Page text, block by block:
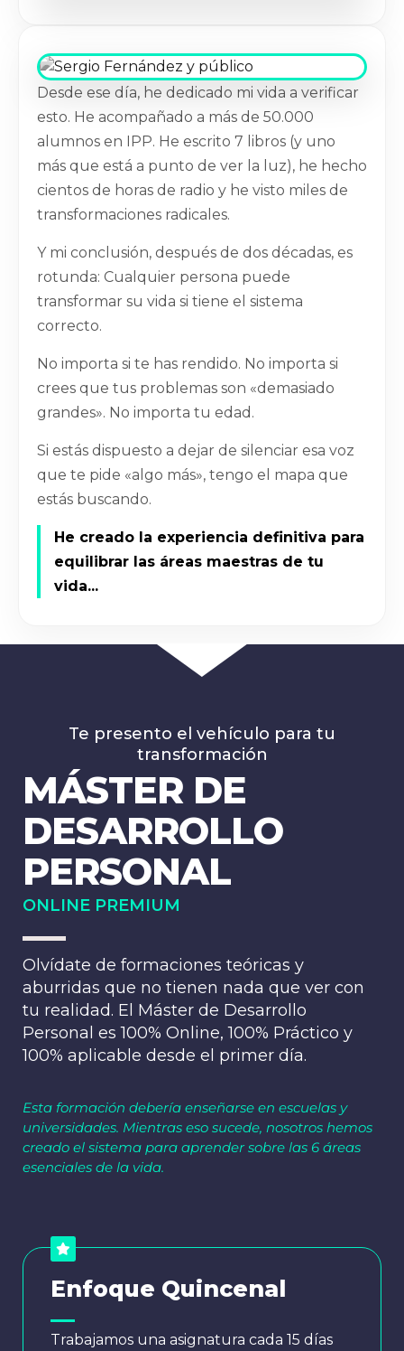
Desde ese día, he dedicado mi vida a verificar
esto. He acompañado a más de 50.000
alumnos en IPP. He escrito 7 libros (y uno
más que está a punto de ver la luz), he hecho
cientos de horas de radio y he visto miles de
transformaciones radicales.
Y mi conclusión, después de dos décadas, es
rotunda: Cualquier persona puede
transformar su vida si tiene el sistema
correcto.
No importa si te has rendido. No importa si
crees que tus problemas son «demasiado
grandes». No importa tu edad.
Si estás dispuesto a dejar de silenciar esa voz
que te pide «algo más», tengo el mapa que
estás buscando.
He creado la experiencia definitiva para
equilibrar las áreas maestras de tu
vida...
Te presento el vehículo para tu
transformación
MÁSTER DE
DESARROLLO
PERSONAL
ONLINE PREMIUM
Olvídate de formaciones teóricas y
aburridas que no tienen nada que ver con
tu realidad. El Máster de Desarrollo
Personal es 100% Online, 100% Práctico y
100% aplicable desde el primer día.
Esta formación debería enseñarse en escuelas y
universidades. Mientras eso sucede, nosotros hemos
creado el sistema para aprender sobre las 6 áreas
esenciales de la vida.
Enfoque Quincenal
Trabajamos una asignatura cada 15 días